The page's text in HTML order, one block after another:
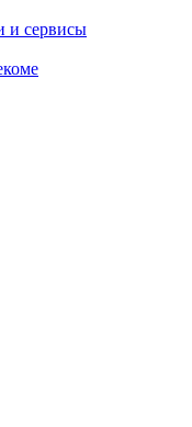
и сервисы